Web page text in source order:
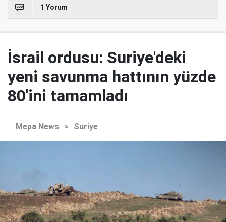
1 Yorum
İsrail ordusu: Suriye'deki
yeni savunma hattının yüzde
80'ini tamamladı
Mepa News > Suriye